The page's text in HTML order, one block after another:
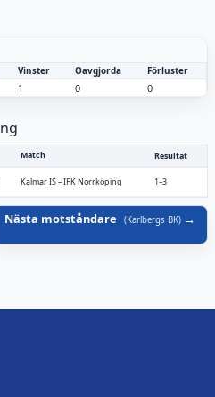
Vinster Oavgjorda Förluster
1 0 0
Match
Resultat
Kalmar IS–IFK Norrköping 1–3
Nästa motståndare (Karlbergs BK)